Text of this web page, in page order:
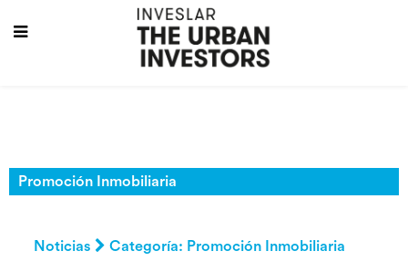
Promoción Inmobiliaria
Noticias Categoría: Promoción Inmobiliaria